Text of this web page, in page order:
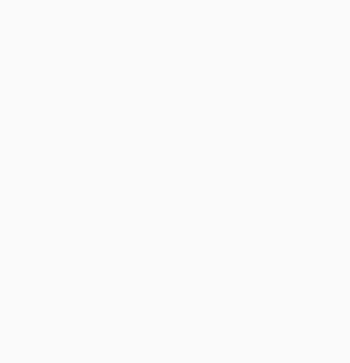
Матвеенко радиостанции «Эхо